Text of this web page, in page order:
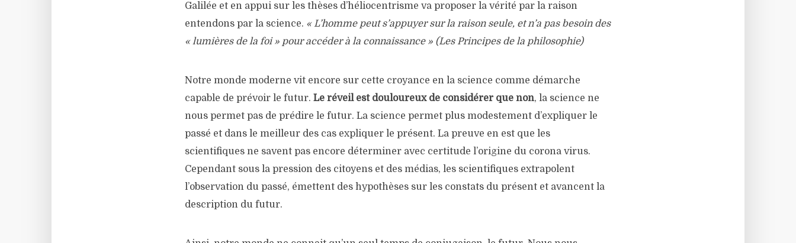
Galilée et en appui sur les thèses d’héliocentrisme va proposer la vérité par la raison
entendons par la science. « L’homme peut s’appuyer sur la raison seule, et n’a pas besoin des
« lumières de la foi » pour accéder à la connaissance » (Les Principes de la philosophie)
Notre monde moderne vit encore sur cette croyance en la science comme démarche
capable de prévoir le futur. Le réveil est douloureux de considérer que non, la science ne
nous permet pas de prédire le futur. La science permet plus modestement d’expliquer le
passé et dans le meilleur des cas expliquer le présent. La preuve en est que les
scientifiques ne savent pas encore déterminer avec certitude l’origine du corona virus.
Cependant sous la pression des citoyens et des médias, les scientifiques extrapolent
l’observation du passé, émettent des hypothèses sur les constats du présent et avancent la
description du futur.